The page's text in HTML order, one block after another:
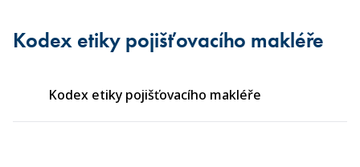
Kodex etiky pojišťovacího makléře
Kodex etiky pojišťovacího makléře